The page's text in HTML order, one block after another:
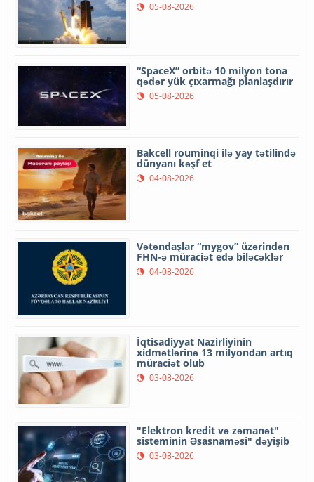
05-08-2026
“SpaceX” orbitə 10 milyon tona
qədər yük çıxarmağı planlaşdırır
05-08-2026
Bakcell rouminqi ilə yay tətilində
dünyanı kəşf et
04-08-2026
Vətəndaşlar “mygov” üzərindən
FHN-ə müraciət edə biləcəklər
04-08-2026
İqtisadiyyat Nazirliyinin
xidmətlərinə 13 milyondan artıq
müraciət olub
03-08-2026
"Elektron kredit və zəmanət"
sisteminin Əsasnaməsi" dəyişib
03-08-2026